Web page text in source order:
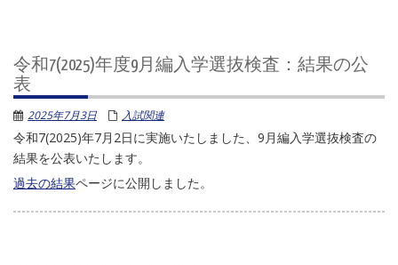
令和7(2025)年度9月編入学選抜検査：結果の公
表
2025年7月3日 入試関連
令和7(2025)年7月2日に実施いたしました、9月編入学選抜検査の
結果を公表いたします。
過去の結果ページに公開しました。